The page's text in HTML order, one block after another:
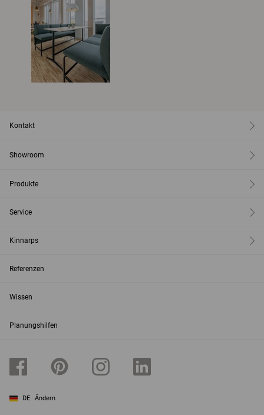
Kontakt
Showroom
Produkte
Service
Kinnarps
Referenzen
Wissen
Planungshilfen
DE Ändern